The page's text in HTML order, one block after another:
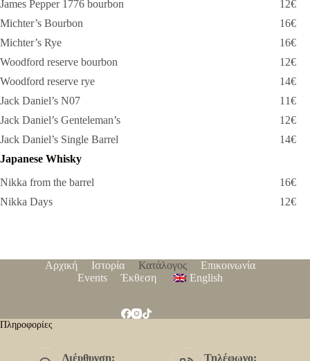
James Pepper 1776 bourbon
12€
Michter’s Bourbon
16€
Michter’s Rye
16€
Woodford reserve bourbon
12€
Woodford reserve rye
14€
Jack Daniel’s N07
11€
Jack Daniel’s Genteleman’s
12€
Jack Daniel’s Single Barrel
14€
Japanese Whisky
Nikka from the barrel
16€
Nikka Days
12€
Αρχική Ιστορία Κατάλογος
Επικοινωνία
Events
Έκθεση English
Πληροφορίες
Διέυθυνση: Τηλέφωνο: